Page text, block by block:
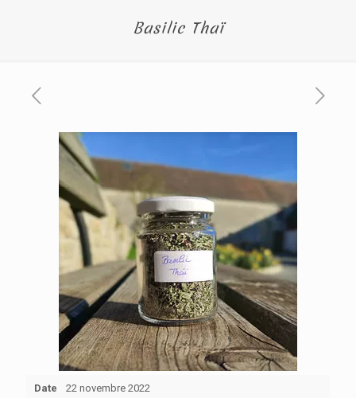
Basilic Thaï
Date 22 novembre 2022